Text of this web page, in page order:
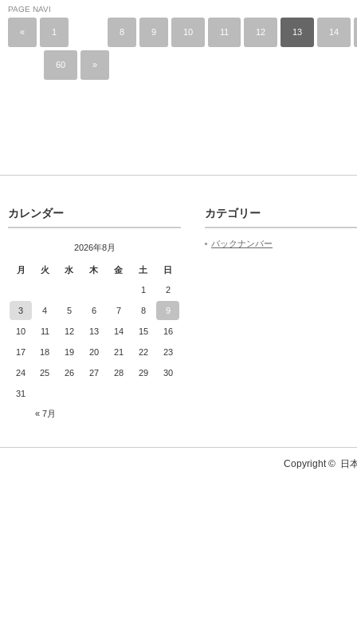
PAGE NAVI
« 1 8 9 10 11 12 13 14
60 »
カレンダー
2026年8月
月 火 水 木 金 土 日
« 7月
1 2
3 4 5 6 7 8 9
10 11 12 13 14 15 16
17 18 19 20 21 22 23
24 25 26 27 28 29 30
31
カテゴリー
バックナンバー
Copyright © 日